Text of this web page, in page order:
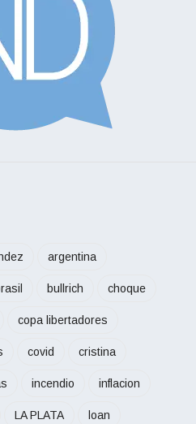
argentina
bullrich choque
copa libertadores
covid cristina
incendio inflacion
LA PLATA loan